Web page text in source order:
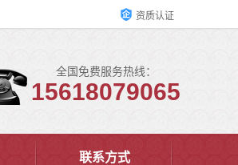
资质认证
全国免费服务热线：
15618079065
联系方式